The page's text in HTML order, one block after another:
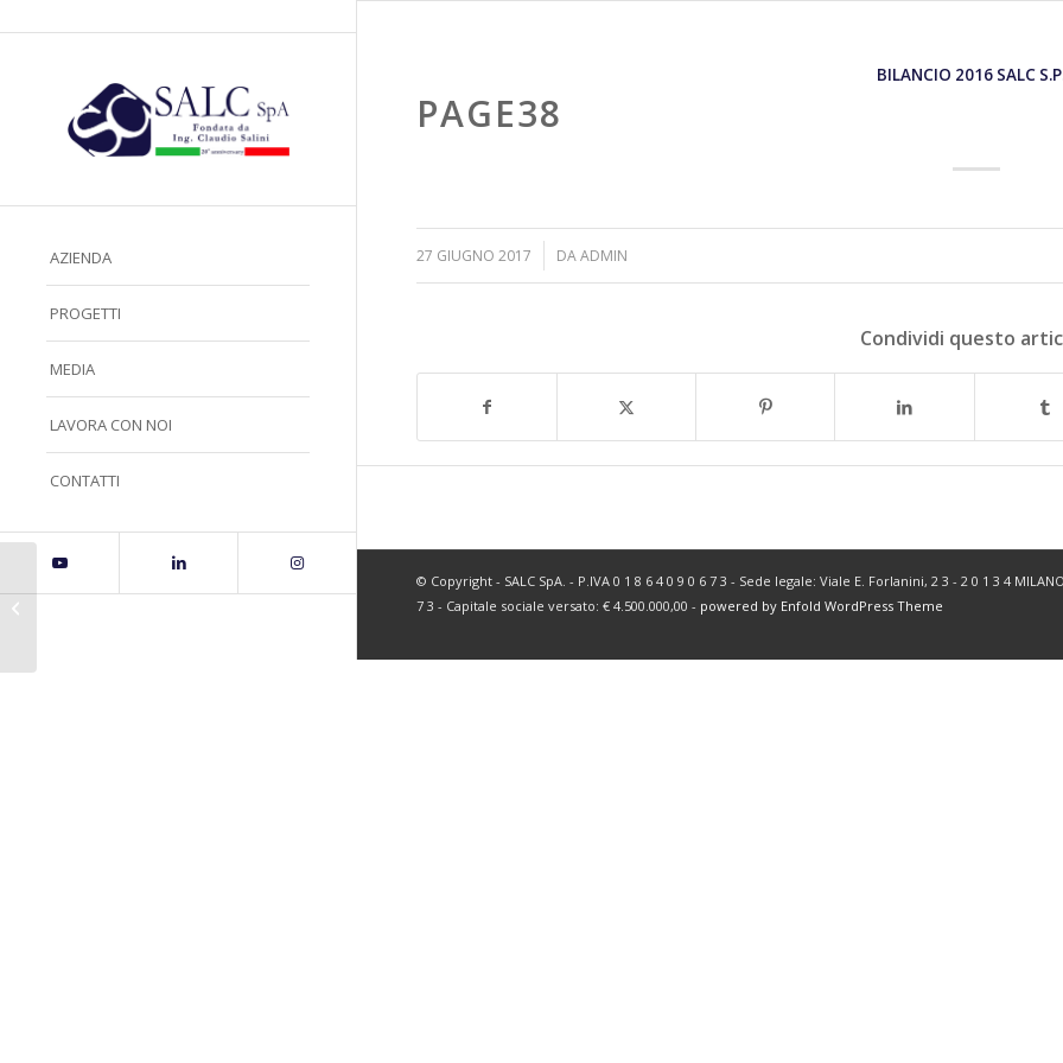
AZIENDA
PROGETTI
MEDIA
LAVORA CON NOI
CONTATTI
BILANCIO 2016 SALC
PAGE38
27 GIUGNO 2017 DAADMIN
Condividi questo
© Copyright - SALC SpA. - P.IVA 0 1 8 6 4 0 9 0 6 7 3 - Sede legale: Viale E. Forlanini, 2 3 - 2 0 1 3 4
7 3 - Capitale sociale versato: € 4.500.000,00 - powered by Enfold WordPress Theme